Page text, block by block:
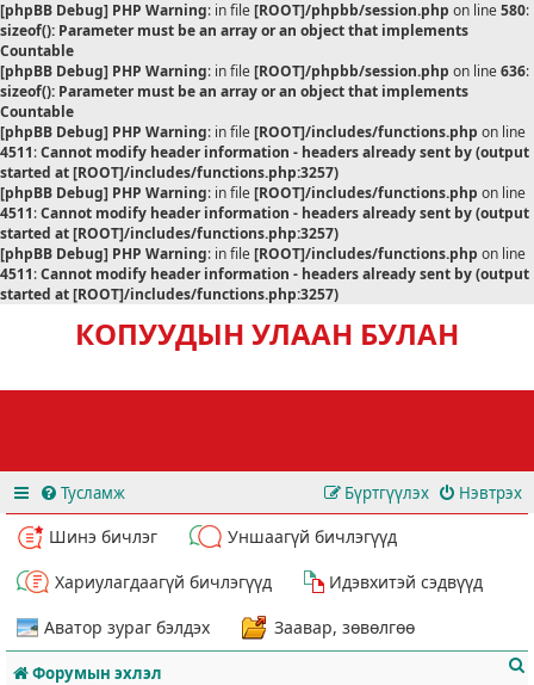
[phpBB Debug] PHP Warning: in file[ROOT]/phpbb/session.php on line580:
sizeof(): Parameter must be an array or an object that implements
Countable
[phpBB Debug] PHP Warning: in file[ROOT]/phpbb/session.php on line636:
sizeof(): Parameter must be an array or an object that implements
Countable
[phpBB Debug] PHP Warning: in file[ROOT]/includes/functions.php on line
4511:Cannot modify header information - headers already sent by (output
started at [ROOT]/includes/functions.php:3257)
[phpBB Debug] PHP Warning: in file[ROOT]/includes/functions.php on line
4511:Cannot modify header information - headers already sent by (output
started at [ROOT]/includes/functions.php:3257)
[phpBB Debug] PHP Warning: in file[ROOT]/includes/functions.php on line
4511:Cannot modify header information - headers already sent by (output
started at [ROOT]/includes/functions.php:3257)
КОПУУДЫН УЛААН БУЛАН
Тусламж Нэвтрэх
Бүртгүүлэх
Шинэ бичлэг
Уншаагүй бичлэгүүд
Хариулагдаагүй бичлэгүүд
Идэвхитэй сэдвүүд
Аватор зураг бэлдэх
Заавар, зөвөлгөө
Форумын эхлэл